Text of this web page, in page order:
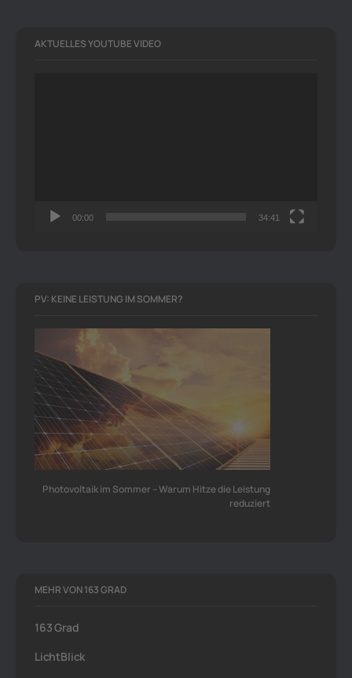
AKTUELLES YOUTUBE VIDEO
00:00 34:41
PV: KEINE LEISTUNG IM SOMMER?
Photovoltaik im Sommer – Warum Hitze die Leistung
reduziert
MEHR VON 163 GRAD
163 Grad
LichtBlick